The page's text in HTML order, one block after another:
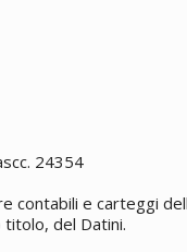
24354
contabili e carteggi
del Datini.